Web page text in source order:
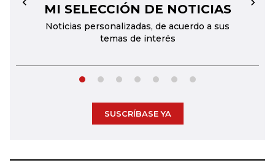
MI SELECCIÓN DE NOTICIAS
Noticias personalizadas, de acuerdo a sus
temas de interés
← →
SUSCRÍBASE YA